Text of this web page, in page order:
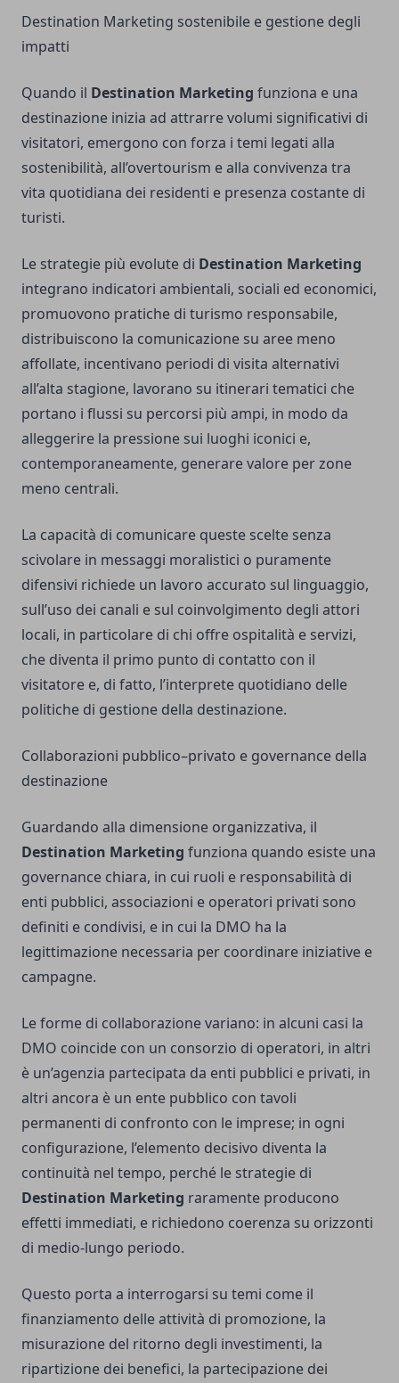
Destination Marketing sostenibile e gestione degli
impatti
Quando il Destination Marketing funziona e una
destinazione inizia ad attrarre volumi significativi di
visitatori, emergono con forza i temi legati alla
sostenibilità, all’overtourism e alla convivenza tra
vita quotidiana dei residenti e presenza costante di
turisti.
Le strategie più evolute di Destination Marketing
integrano indicatori ambientali, sociali ed economici,
promuovono pratiche di turismo responsabile,
distribuiscono la comunicazione su aree meno
affollate, incentivano periodi di visita alternativi
all’alta stagione, lavorano su itinerari tematici che
portano i flussi su percorsi più ampi, in modo da
alleggerire la pressione sui luoghi iconici e,
contemporaneamente, generare valore per zone
meno centrali.
La capacità di comunicare queste scelte senza
scivolare in messaggi moralistici o puramente
difensivi richiede un lavoro accurato sul linguaggio,
sull’uso dei canali e sul coinvolgimento degli attori
locali, in particolare di chi offre ospitalità e servizi,
che diventa il primo punto di contatto con il
visitatore e, di fatto, l’interprete quotidiano delle
politiche di gestione della destinazione.
Collaborazioni pubblico–privato e governance della
destinazione
Guardando alla dimensione organizzativa, il
Destination Marketing funziona quando esiste una
governance chiara, in cui ruoli e responsabilità di
enti pubblici, associazioni e operatori privati sono
definiti e condivisi, e in cui la DMO ha la
legittimazione necessaria per coordinare iniziative e
campagne.
Le forme di collaborazione variano: in alcuni casi la
DMO coincide con un consorzio di operatori, in altri
è un’agenzia partecipata da enti pubblici e privati, in
altri ancora è un ente pubblico con tavoli
permanenti di confronto con le imprese; in ogni
configurazione, l’elemento decisivo diventa la
continuità nel tempo, perché le strategie di
Destination Marketing raramente producono
effetti immediati, e richiedono coerenza su orizzonti
di medio-lungo periodo.
Questo porta a interrogarsi su temi come il
finanziamento delle attività di promozione, la
misurazione del ritorno degli investimenti, la
ripartizione dei benefici, la partecipazione dei